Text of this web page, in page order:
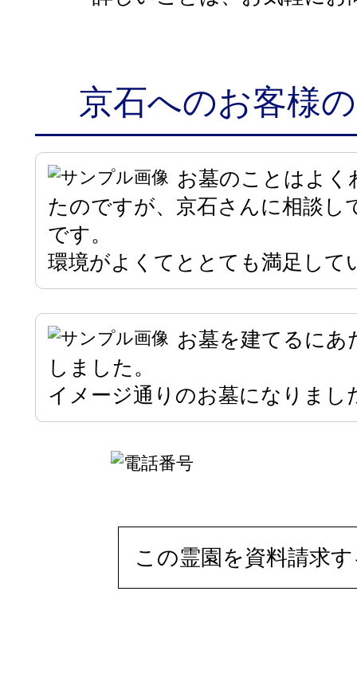
京石へのお客様
お墓のことはよく
たのですが、京石さんに相談し
です。
環境がよくてととても満足して
お墓を建てるにあ
しました。
イメージ通りのお墓になりまし
この霊園を資料請求